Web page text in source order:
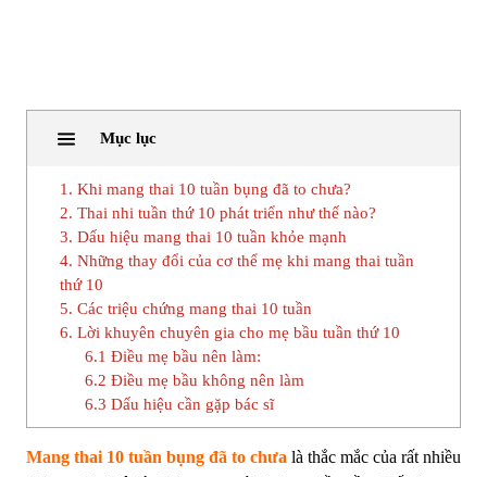
Mục lục
1. Khi mang thai 10 tuần bụng đã to chưa?
2. Thai nhi tuần thứ 10 phát triển như thế nào?
3. Dấu hiệu mang thai 10 tuần khỏe mạnh
4. Những thay đổi của cơ thể mẹ khi mang thai tuần
thứ 10
5. Các triệu chứng mang thai 10 tuần
6. Lời khuyên chuyên gia cho mẹ bầu tuần thứ 10
6.1 Điều mẹ bầu nên làm:
6.2 Điều mẹ bầu không nên làm
6.3 Dấu hiệu cần gặp bác sĩ
Mang thai 10 tuần bụng đã to chưa là thắc mắc của rất nhiều